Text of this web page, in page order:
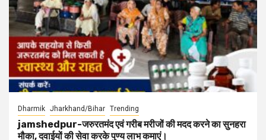
Dharmik Jharkhand/Bihar Trending
jamshedpur-जरुरतमंद एवं गरीब मरीजों की मदद करने का सुनहरा
मौका, दवाईयों की सेवा करके पुण्य लाभ कमाएं।